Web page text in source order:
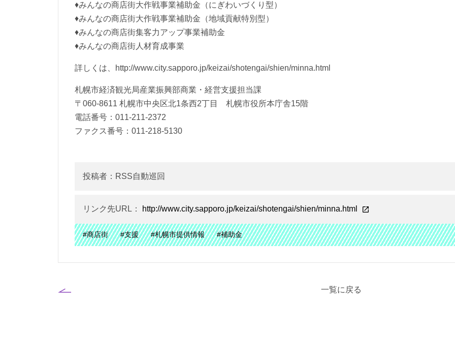
♦みんなの商店街大作戦事業補助金（にぎわいづくり型）
♦みんなの商店街大作戦事業補助金（地域貢献特別型）
♦みんなの商店街集客力アップ事業補助金
♦みんなの商店街人材育成事業
詳しくは、http://www.city.sapporo.jp/keizai/shotengai/shien/minna.html
札幌市経済観光局産業振興部商業・経営支援担当課
〒060-8611 札幌市中央区北1条西2丁目 札幌市役所本庁舎15階
電話番号：011-211-2372
ファクス番号：011-218-5130
投稿者：RSS自動巡回
リンク先URL： http://www.city.sapporo.jp/keizai/shotengai/shien/minna.html
#商店街 #支援 #札幌市提供情報 #補助金
一覧に戻る